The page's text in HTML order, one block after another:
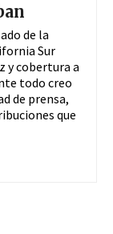
de la
Sur
y cobertura a
todo creo
de prensa,
que